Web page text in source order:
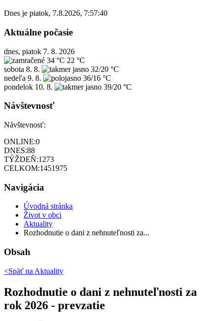
Dnes je piatok, 7.8.2026, 7:57:40
Aktuálne počasie
dnes, piatok 7. 8. 2026
34 °C 22 °C
sobota 8. 8.
32/20 °C
nedeľa 9. 8.
36/16 °C
pondelok 10. 8. 39/20 °C
Návštevnosť
Návštevnosť:
ONLINE:0
DNES:88
TÝŽDEŇ:1273
CELKOM:1451975
Navigácia
Úvodná stránka
Život v obci
Aktuality
Rozhodnutie o dani z nehnuteľnosti za...
Obsah
<Späť na Aktuality
Rozhodnutie o dani z nehnuteľnosti za
rok 2026 - prevzatie